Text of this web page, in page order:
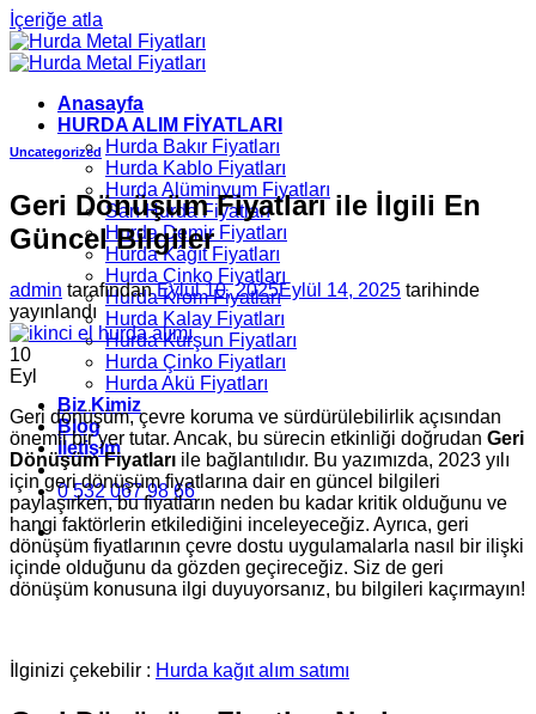
İçeriğe atla
Anasayfa
HURDA ALIM FİYATLARI
Hurda Bakır Fiyatları
Hurda Kablo Fiyatları
Hurda Alüminyum Fiyatları
Sarı Hurda Fiyatları
Hurda Demir Fiyatları
Hurda Kâğıt Fiyatları
Hurda Çinko Fiyatları
Hurda Krom Fiyatları
Hurda Kalay Fiyatları
Hurda Kurşun Fiyatları
Hurda Çinko Fiyatları
Hurda Akü Fiyatları
Biz Kimiz
Blog
İletişim
0 532 067 98 66
Uncategorized
Geri Dönüşüm Fiyatları ile İlgili En
Güncel Bilgiler
admin tarafından Eylül 10, 2025Eylül 14, 2025 tarihinde
yayınlandı
10
Eyl
Geri dönüşüm, çevre koruma ve sürdürülebilirlik açısından
önemli bir yer tutar. Ancak, bu sürecin etkinliği doğrudan Geri
Dönüşüm Fiyatları ile bağlantılıdır. Bu yazımızda, 2023 yılı
için geri dönüşüm fiyatlarına dair en güncel bilgileri
paylaşırken, bu fiyatların neden bu kadar kritik olduğunu ve
hangi faktörlerin etkilediğini inceleyeceğiz. Ayrıca, geri
dönüşüm fiyatlarının çevre dostu uygulamalarla nasıl bir ilişki
içinde olduğunu da gözden geçireceğiz. Siz de geri
dönüşüm konusuna ilgi duyuyorsanız, bu bilgileri kaçırmayın!
İlginizi çekebilir : Hurda kağıt alım satımı